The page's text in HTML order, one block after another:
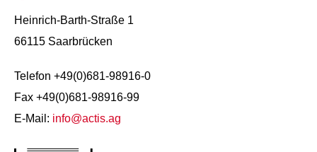
Heinrich-Barth-Straße 1
66115 Saarbrücken
Telefon +49(0)681-98916-0
Fax +49(0)681-98916-99
E-Mail: info@actis.ag